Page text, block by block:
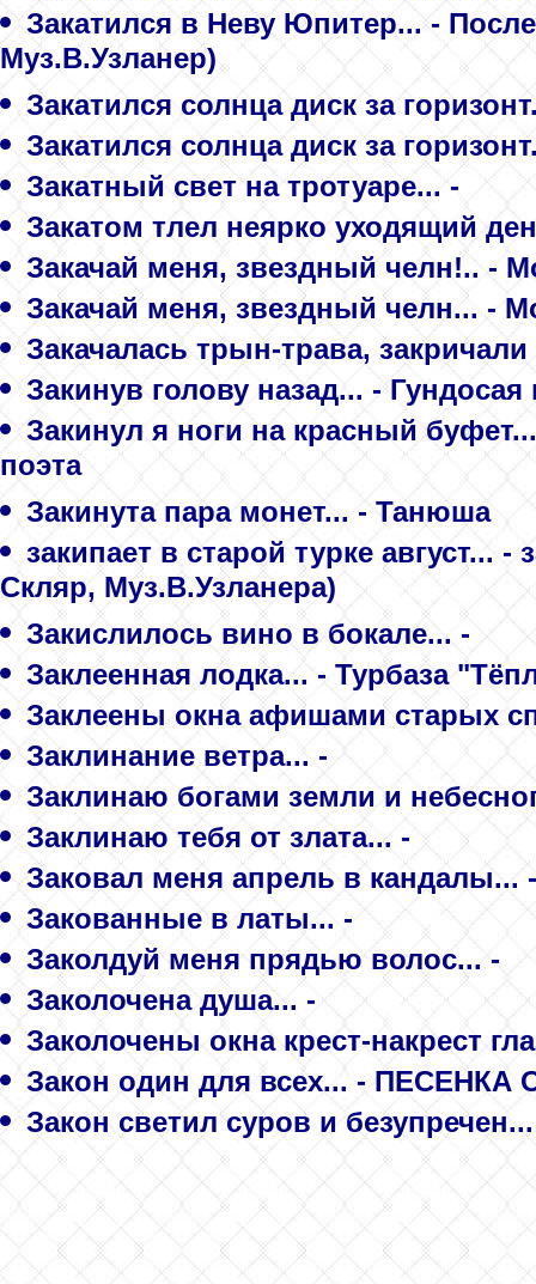
Закатился в Неву Юпитер... -
Муз.В.Узланер)
Закатился солнца диск за
Закатился солнца диск за
Закатный свет на тротуаре... -
Закатом тлел неярко уходящий
Закачай меня, звездный челн!.. -
Закачай меня, звездный челн... -
Закачалась трын-трава,
Закинув голову назад... - Гундосая
Закинул я ноги на красный
поэта
Закинута пара монет... - Танюша
закипает в старой турке август...
Скляр, Муз.В.Узланера)
Закислилось вино в бокале... -
Заклеенная лодка... - Турбаза
Заклеены окна афишами старых
Заклинание ветра... -
Заклинаю богами земли и
Заклинаю тебя от злата... -
Заковал меня апрель в кандалы...
Закованные в латы... -
Заколдуй меня прядью волос... -
Заколочена душа... -
Заколочены окна крест-накрест
Закон один для всех... -
Закон светил суров и